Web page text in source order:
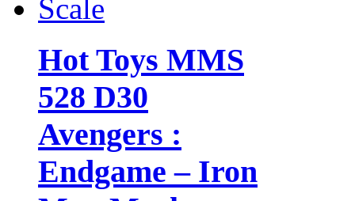
Hot Toys MMS
528 D30
Avengers :
Endgame – Iron